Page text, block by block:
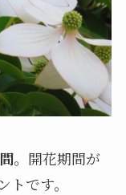
。開花期間が
です。